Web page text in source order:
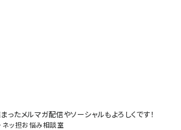
たメルマガ配信やソーシャルもよろしくです！
ネッ担お悩み相談室